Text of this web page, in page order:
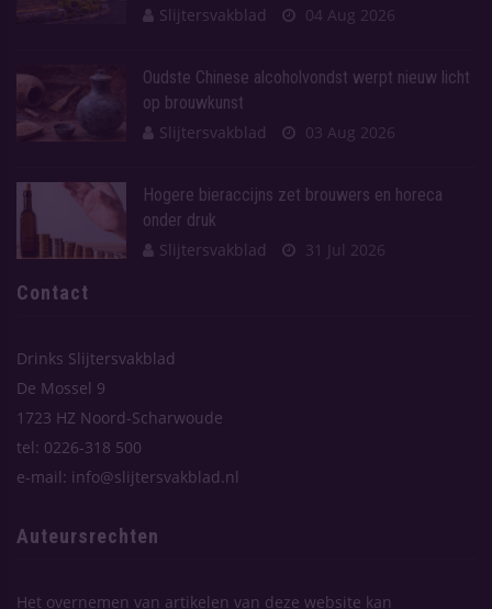
Slijtersvakblad
04 Aug 2026
Oudste Chinese alcoholvondst werpt nieuw licht
op brouwkunst
Slijtersvakblad
03 Aug 2026
Hogere bieraccijns zet brouwers en horeca
onder druk
Slijtersvakblad
31 Jul 2026
Contact
Drinks Slijtersvakblad
De Mossel 9
1723 HZ Noord-Scharwoude
tel: 0226-318 500
e-mail: info@slijtersvakblad.nl
Auteursrechten
Het overnemen van artikelen van deze website kan